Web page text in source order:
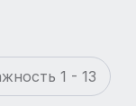
1 - 13